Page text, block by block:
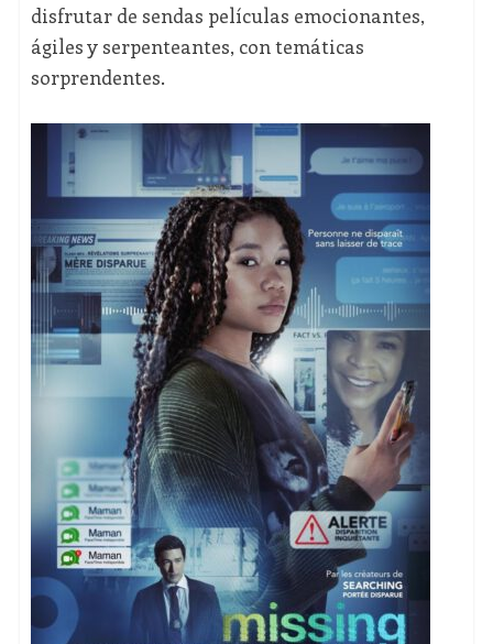
disfrutar de sendas películas emocionantes,
ágiles y serpenteantes, con temáticas
sorprendentes.